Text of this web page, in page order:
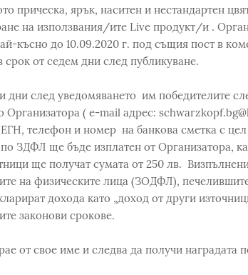
прическа, ярък, наситен и нестандартен
на използвания/ите Live продукт/и .
късно до 10.09.2020 г. под същия пост в
от седем дни след публикуване.
дни след уведомяването им победителите
Организатора ( e-mail адрес:
телефон и номер на банкова сметка с
ЗДФЛ ще бъде изплатен от Организатора,
ще получат сумата от 250 лв.
на физическите лица (ЗОДФЛ),
дохода като „доход от други
законови срокове.
от свое име и следва да получи наградата